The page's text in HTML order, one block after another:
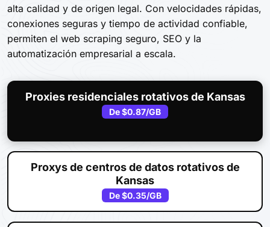
alta calidad y de origen legal. Con velocidades rápidas,
conexiones seguras y tiempo de actividad confiable,
permiten el web scraping seguro, SEO y la
automatización empresarial a escala.
Proxies residenciales rotativos de Kansas
De$0.87/GB
Proxys de centros de datos rotativos de
Kansas
De$0.35/GB